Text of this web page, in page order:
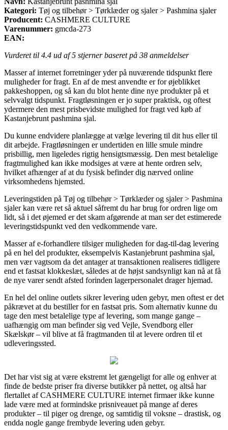
Kategori: Tøj og tilbehør > Tørklæder og sjaler > Pashmina sjaler
Producent: CASHMERE CULTURE
Varenummer: gmcda-273
EAN:
Vurderet til 4.4 ud af 5 stjerner baseret på 38 anmeldelser
Masser af internet forretninger yder på nuværende tidspunkt flere
muligheder for fragt. En af de mest anvendte er for øjeblikket
pakkeshoppen, og så kan du blot hente dine nye produkter på et
selvvalgt tidspunkt. Fragtløsningen er jo super praktisk, og oftest
ydermere den mest prisbevidste mulighed for fragt ved køb af
Kastanjebrunt pashmina sjal.
Du kunne endvidere planlægge at vælge levering til dit hus eller til
dit arbejde. Fragtløsningen er undertiden en lille smule mindre
prisbillig, men ligeledes rigtig hensigtsmæssig. Den mest betalelige
fragtmulighed kan ikke modsiges at være at hente ordren selv,
hvilket afhænger af at du fysisk befinder dig nærved online
virksomhedens hjemsted.
Leveringstiden på Tøj og tilbehør > Tørklæder og sjaler > Pashmina
sjaler kan være ret så aktuel såfremt du har brug for ordren lige om
lidt, så i det øjemed er det skam afgørende at man ser det estimerede
leveringstidspunkt ved den vedkommende vare.
Masser af e-forhandlere tilsiger muligheden for dag-til-dag levering
på en hel del produkter, eksempelvis Kastanjebrunt pashmina sjal,
men vær vagtsom da det antager at transaktionen realiseres tidligere
end et fastsat klokkeslæt, således at de højst sandsynligt kan nå at få
de nye varer sendt afsted forinden lagerpersonalet drager hjemad.
En hel del online outlets sikrer levering uden gebyr, men oftest er det
påkrævet at du bestiller for en fastsat pris. Som alternativ kunne du
tage den mest betalelige type af levering, som mange gange –
uafhængig om man befinder sig ved Vejle, Svendborg eller
Skælskør – vil blive at få fragtmanden til at levere ordren til et
udleveringssted.
Det har vist sig at være ekstremt let gængeligt for alle og enhver at
finde de bedste priser fra diverse butikker på nettet, og altså har
flertallet af CASHMERE CULTURE internet firmaer ikke kunne
lade være med at formindske prisniveauet på mange af deres
produkter – til piger og drenge, og samtidig til voksne – drastisk, og
endda nogle gange frembyde levering uden gebyr.